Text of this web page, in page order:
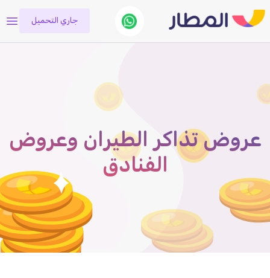
جاري التحميل
عروض تذاكر الطيران وعروض
الفنادق